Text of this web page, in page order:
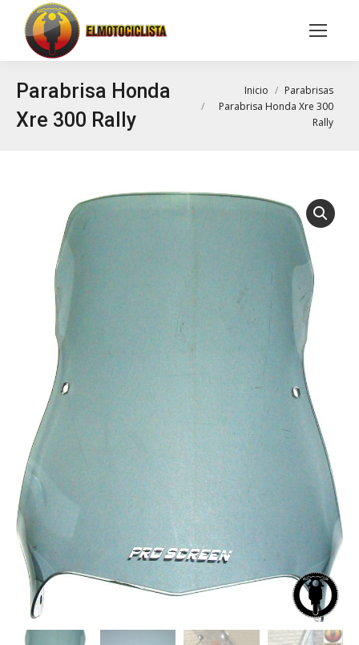
Buscar:
Parabrisa Honda
Xre 300 Rally
Inicio
Parabrisas
Parabrisa Honda Xre 300
Rally